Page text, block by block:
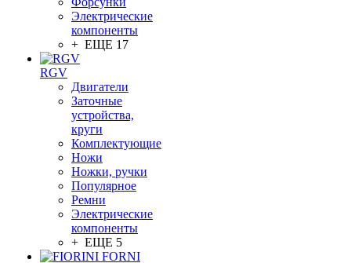
Электрические
компоненты
+ ЕЩЕ 17
RGV
Двигатели
Заточные
устройства,
круги
Комплектующие
Ножи
Ножки, ручки
Популярное
Ремни
Электрические
компоненты
+ ЕЩЕ 5